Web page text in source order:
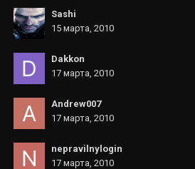
Sashi
15 марта, 2010
Dakkon
17 марта, 2010
Andrew007
17 марта, 2010
nepravilnylogin
17 марта, 2010